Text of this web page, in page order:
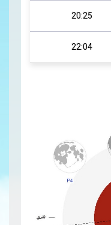
20:25
22:04